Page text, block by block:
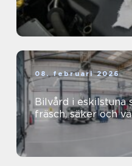
08. februari 2026
Bilvård i eskilstuna så håller du bilen
fräsch, säker och